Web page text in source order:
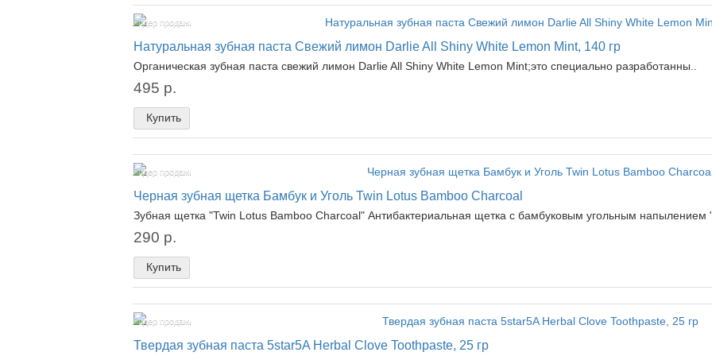
Лидер продаж!
Натуральная зубная паста Свежий лимон Darlie All Shiny White Lemon Mint, 140 гр
Органическая зубная паста свежий лимон Darlie All Shiny White Lemon Mint;это специально разработанны..
495 р.
Купить
Лидер продаж!
Черная зубная щетка Бамбук и Уголь Twin Lotus Bamboo Charcoal
Зубная щетка "Twin Lotus Bamboo Charcoal" Антибактериальная щетка с бамбуковым угольным напылением
290 р.
Купить
Лидер продаж!
Твердая зубная паста 5star5A Herbal Clove Toothpaste, 25 гр